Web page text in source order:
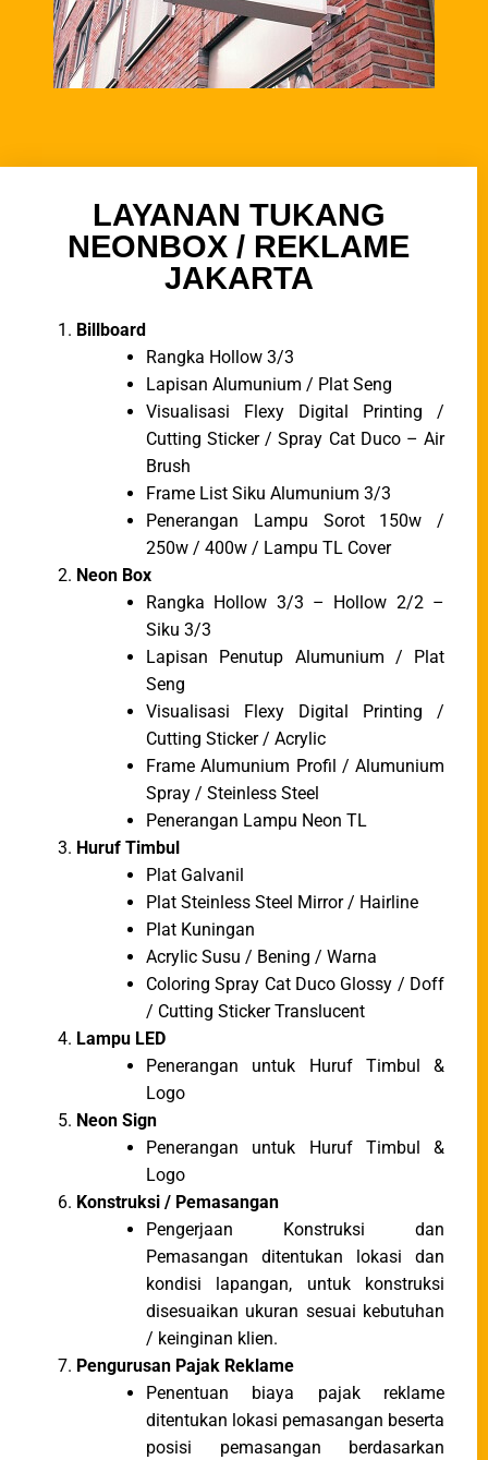
LAYANAN TUKANG
NEONBOX / REKLAME
JAKARTA
Billboard
Rangka Hollow 3/3
Lapisan Alumunium / Plat Seng
Visualisasi Flexy Digital Printing /
Cutting Sticker / Spray Cat Duco – Air
Brush
Frame List Siku Alumunium 3/3
Penerangan Lampu Sorot 150w /
250w / 400w / Lampu TL Cover
Neon Box
Rangka Hollow 3/3 – Hollow 2/2 –
Siku 3/3
Lapisan Penutup Alumunium / Plat
Seng
Visualisasi Flexy Digital Printing /
Cutting Sticker / Acrylic
Frame Alumunium Profil / Alumunium
Spray / Steinless Steel
Penerangan Lampu Neon TL
Huruf Timbul
Plat Galvanil
Plat Steinless Steel Mirror / Hairline
Plat Kuningan
Acrylic Susu / Bening / Warna
Coloring Spray Cat Duco Glossy / Doff
/ Cutting Sticker Translucent
Lampu LED
Penerangan untuk Huruf Timbul &
Logo
Neon Sign
Penerangan untuk Huruf Timbul &
Logo
Konstruksi / Pemasangan
Pengerjaan Konstruksi dan
Pemasangan ditentukan lokasi dan
kondisi lapangan, untuk konstruksi
disesuaikan ukuran sesuai kebutuhan
/ keinginan klien.
Pengurusan Pajak Reklame
Penentuan biaya pajak reklame
ditentukan lokasi pemasangan beserta
posisi pemasangan berdasarkan